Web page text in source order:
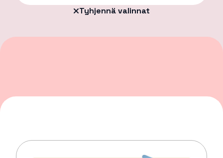
Tyhjennä valinnat